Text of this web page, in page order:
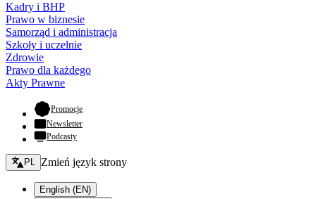
Kadry i BHP
Prawo w biznesie
Samorząd i administracja
Szkoły i uczelnie
Zdrowie
Prawo dla każdego
Akty Prawne
Promocje- otwiera się w nowej karcie
Newsletter
Podcasty
Zmień język - bieżący:
PL Zmień język strony
English (EN)